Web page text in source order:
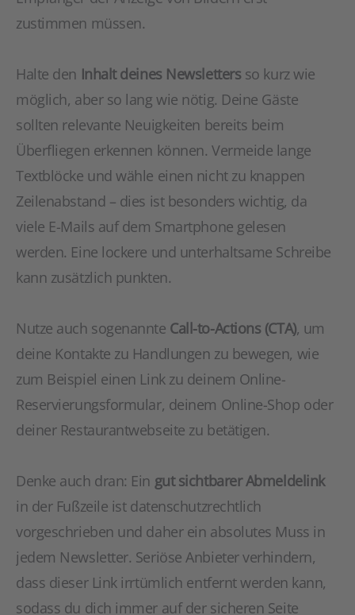
zustimmen müssen.
Halte den Inhalt deines Newsletters so kurz wie
möglich, aber so lang wie nötig. Deine Gäste
sollten relevante Neuigkeiten bereits beim
Überfliegen erkennen können. Vermeide lange
Textblöcke und wähle einen nicht zu knappen
Zeilenabstand – dies ist besonders wichtig, da
viele E-Mails auf dem Smartphone gelesen
werden. Eine lockere und unterhaltsame Schreibe
kann zusätzlich punkten.
Nutze auch sogenannte Call-to-Actions (CTA), um
deine Kontakte zu Handlungen zu bewegen, wie
zum Beispiel einen Link zu deinem Online-
Reservierungsformular, deinem Online-Shop oder
deiner Restaurantwebseite zu betätigen.
Denke auch dran: Ein gut sichtbarer Abmeldelink
in der Fußzeile ist datenschutzrechtlich
vorgeschrieben und daher ein absolutes Muss in
jedem Newsletter. Seriöse Anbieter verhindern,
dass dieser Link irrtümlich entfernt werden kann,
sodass du dich immer auf der sicheren Seite